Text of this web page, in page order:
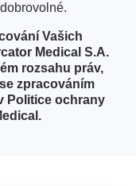
Vašich
Medical S.A.
rozsahu práv,
zpracováním
Politice ochrany